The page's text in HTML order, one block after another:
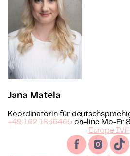
Jana Matela
Koordinatorin für
+49 162 1836465 on-line Mo-Fr
Europe IVF